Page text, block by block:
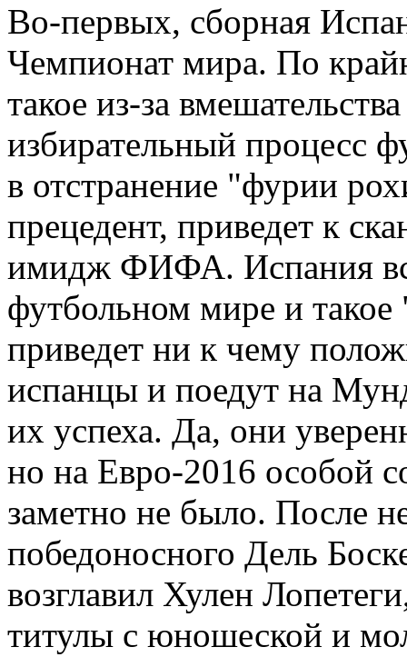
Во-первых, сборная
Чемпионат мира. По
такое из-за
избирательный процесс
в отстранение "фурии
прецедент, приведет к
имидж ФИФА. Испания
футбольном мире и такое
приведет ни к чему
испанцы и поедут на
их успеха. Да, они
но на Евро-2016 особой
заметно не было. После
победоносного Дель
возглавил Хулен
титулы с юношеской и